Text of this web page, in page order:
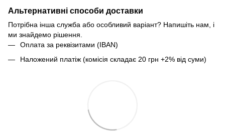
Альтернативні способи доставки
Потрібна інша служба або особливий варіант? Напишіть нам, і
ми знайдемо рішення.
Оплата за реквізитами (IBAN)
Наложений платіж (комісія складає 20 грн +2% від суми)